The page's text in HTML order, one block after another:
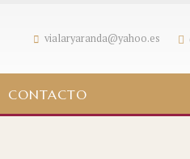
vialaryaranda@yahoo.es
CONTACTO